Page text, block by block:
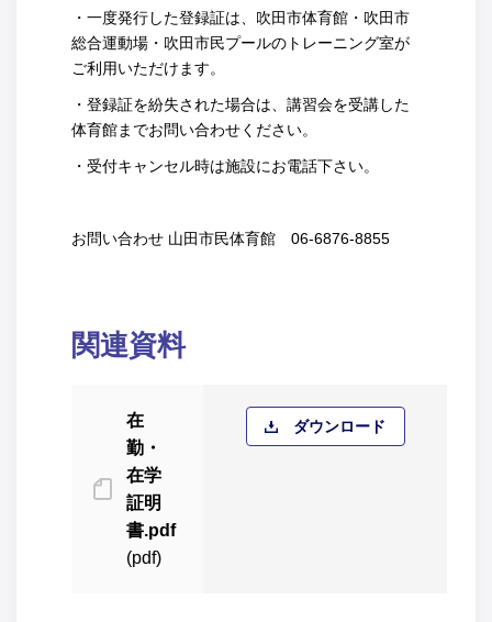
・一度発行した登録証は、吹田市体育館・吹田市
総合運動場・吹田市民プールのトレーニング室が
ご利用いただけます。
・登録証を紛失された場合は、講習会を受講した
体育館までお問い合わせください。
・受付キャンセル時は施設にお電話下さい。
お問い合わせ 山田市民体育館 06-6876-8855
関連資料
在
勤・
在学
証明
書.pdf
(pdf)
ダウンロード